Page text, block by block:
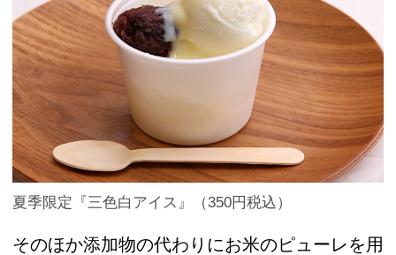
夏季限定『三色白アイス』（350円税込）
そのほか添加物の代わりにお米のピューレを用